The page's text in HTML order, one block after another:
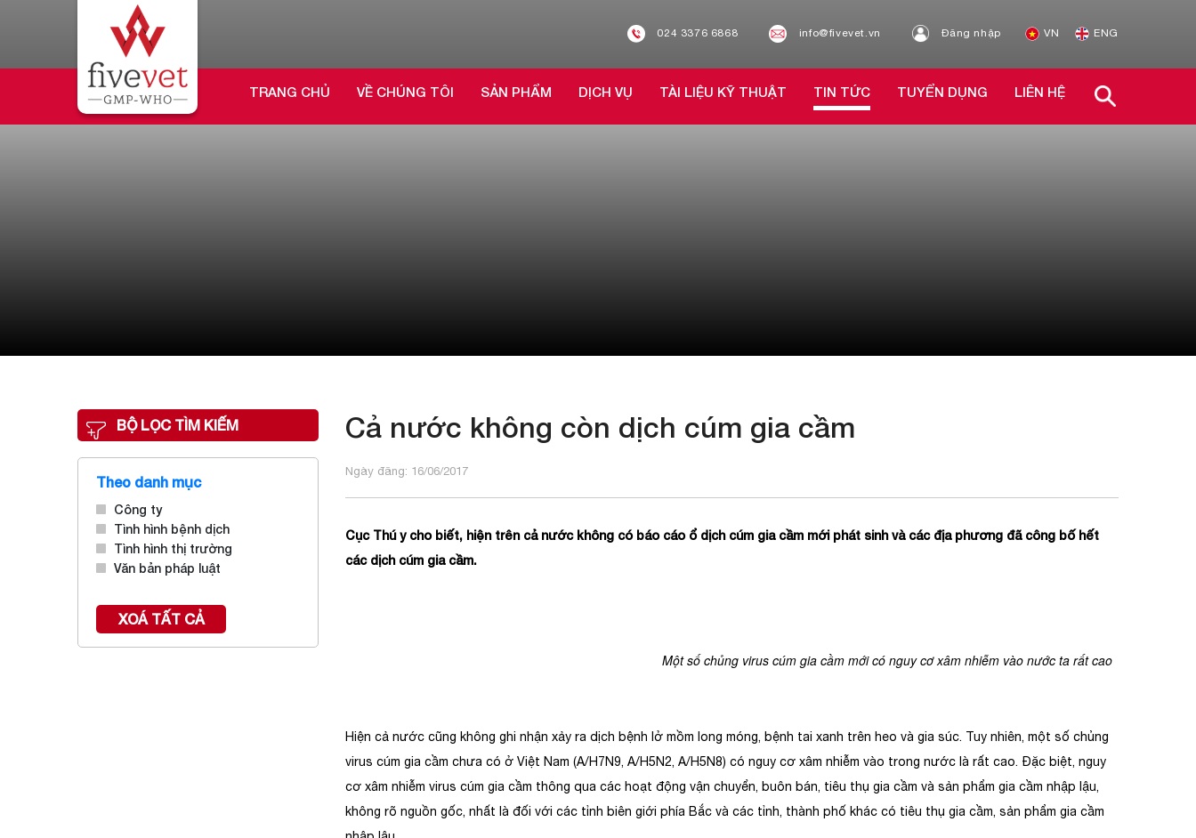
024 3376 6868 info@fivevet.vn Đăng nhập VN ENG
TRANG CHỦ VỀ CHÚNG TÔI SẢN PHẨM DỊCH VỤ TÀI LIỆU KỸ THUẬT TIN TỨC TUYỂN DỤNG LIÊN HỆ
BỘ LỌC TÌM KIẾM
Theo danh mục
Công ty
Tình hình bệnh dịch
Tình hình thị trường
Văn bản pháp luật
XOÁ TẤT CẢ
Cả nước không còn dịch cúm gia cầm
Ngày đăng: 16/06/2017
Cục Thú y cho biết, hiện trên cả nước không có báo cáo ổ dịch cúm gia cầm mới phát sinh và các địa phương đã công bố hết
các dịch cúm gia cầm.
Một số chủng virus cúm gia cầm mới có nguy cơ xâm nhiễm vào nước ta rất cao
Hiện cả nước cũng không ghi nhận xảy ra dịch bệnh lở mồm long móng, bệnh tai xanh trên heo và gia súc. Tuy nhiên, một số chủng
virus cúm gia cầm chưa có ở Việt Nam (A/H7N9, A/H5N2, A/H5N8) có nguy cơ xâm nhiễm vào trong nước là rất cao. Ðặc biệt, nguy
cơ xâm nhiễm virus cúm gia cầm thông qua các hoạt động vận chuyển, buôn bán, tiêu thụ gia cầm và sản phẩm gia cầm nhập lậu,
không rõ nguồn gốc, nhất là đối với các tỉnh biên giới phía Bắc và các tỉnh, thành phố khác có tiêu thụ gia cầm, sản phẩm gia cầm